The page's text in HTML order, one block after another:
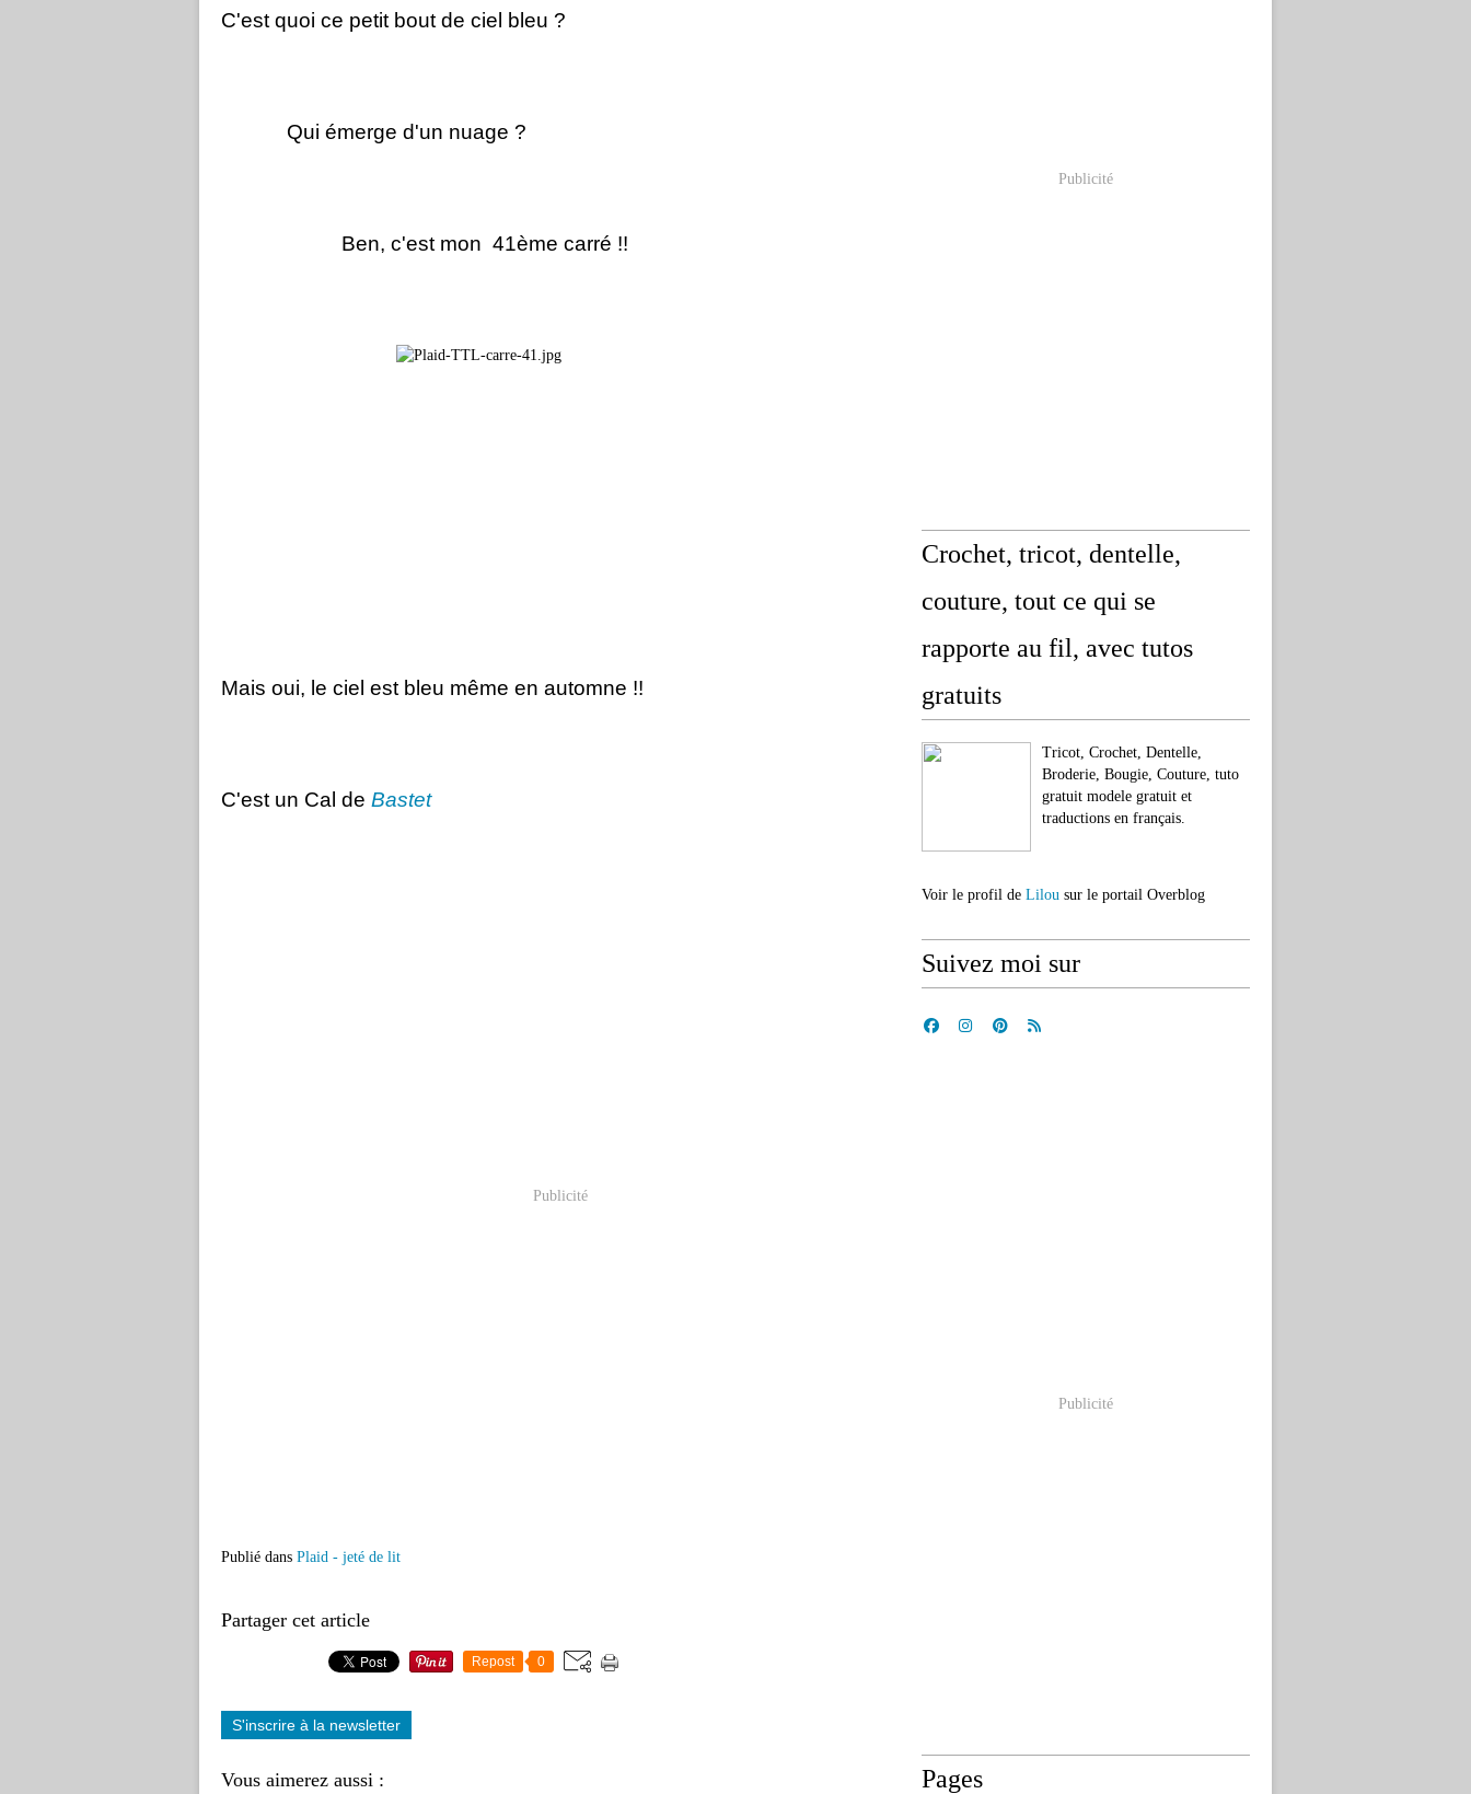
C'est quoi ce petit bout de ciel bleu ?
Qui émerge d'un nuage ?
Ben, c'est mon 41ème carré !!
Mais oui, le ciel est bleu même en automne !!
C'est un Cal de Bastet
Publicité
Publié dans Plaid - jeté de lit
Partager cet article
Repost 0
S'inscrire à la newsletter
Vous aimerez aussi :
Publicité
Crochet, tricot, dentelle,
couture, tout ce qui se
rapporte au fil, avec tutos
gratuits
Tricot, Crochet, Dentelle,
Broderie, Bougie, Couture, tuto
gratuit modele gratuit et
traductions en français.
Voir le profil de Lilou sur le portail Overblog
Suivez moi sur
Publicité
Pages